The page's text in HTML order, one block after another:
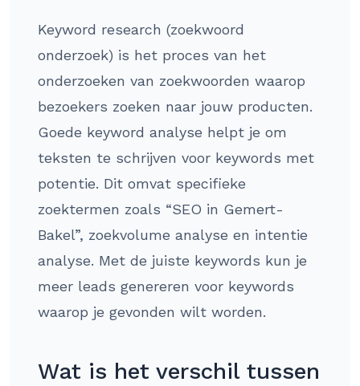
Keyword research (zoekwoord
onderzoek) is het proces van het
onderzoeken van zoekwoorden waarop
bezoekers zoeken naar jouw producten.
Goede keyword analyse helpt je om
teksten te schrijven voor keywords met
potentie. Dit omvat specifieke
zoektermen zoals “SEO in Gemert-
Bakel”, zoekvolume analyse en intentie
analyse. Met de juiste keywords kun je
meer leads genereren voor keywords
waarop je gevonden wilt worden.
Wat is het verschil tussen